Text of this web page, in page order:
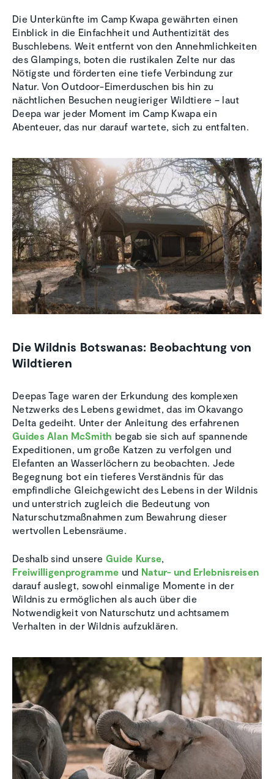
Die Unterkünfte im Camp Kwapa gewährten einen
Einblick in die Einfachheit und Authentizität des
Buschlebens. Weit entfernt von den Annehmlichkeiten
des Glampings, boten die rustikalen Zelte nur das
Nötigste und förderten eine tiefe Verbindung zur
Natur. Von Outdoor-Eimerduschen bis hin zu
nächtlichen Besuchen neugieriger Wildtiere – laut
Deepa war jeder Moment im Camp Kwapa ein
Abenteuer, das nur darauf wartete, sich zu entfalten.
Die Wildnis Botswanas: Beobachtung von
Wildtieren
Deepas Tage waren der Erkundung des komplexen
Netzwerks des Lebens gewidmet, das im Okavango
Delta gedeiht. Unter der Anleitung des erfahrenen
Guides Alan McSmith begab sie sich auf spannende
Expeditionen, um große Katzen zu verfolgen und
Elefanten an Wasserlöchern zu beobachten. Jede
Begegnung bot ein tieferes Verständnis für das
empfindliche Gleichgewicht des Lebens in der Wildnis
und unterstrich zugleich die Bedeutung von
Naturschutzmaßnahmen zum Bewahrung dieser
wertvollen Lebensräume.
Deshalb sind unsere Guide Kurse,
Freiwilligenprogramme und Natur- und Erlebnisreisen
darauf auslegt, sowohl einmalige Momente in der
Wildnis zu ermöglichen als auch über die
Notwendigkeit von Naturschutz und achtsamem
Verhalten in der Wildnis aufzuklären.